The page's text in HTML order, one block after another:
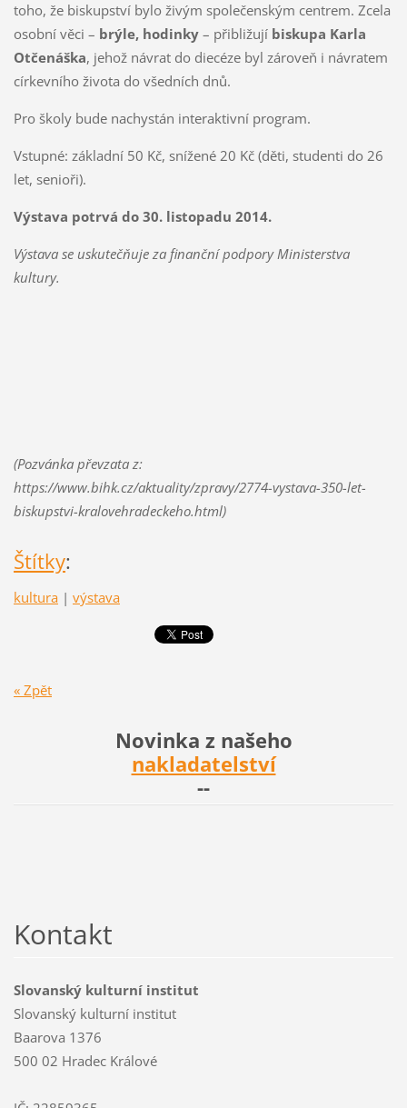
toho, že biskupství bylo živým společenským centrem. Zcela
osobní věci – brýle, hodinky– přibližují biskupa Karla
Otčenáška, jehož návrat do diecéze byl zároveň i návratem
církevního života do všedních dnů.
Pro školy bude nachystán interaktivní program.
Vstupné: základní 50 Kč, snížené 20 Kč (děti, studenti do 26
let, senioři).
Výstava potrvá do 30. listopadu 2014.
Výstava se uskutečňuje za finanční podpory Ministerstva
kultury.
(Pozvánka převzata z:
https://www.bihk.cz/aktuality/zpravy/2774-vystava-350-let-
biskupstvi-kralovehradeckeho.html)
Štítky:
kultura | výstava
« Zpět
Novinka z našeho
nakladatelství
--
Kontakt
Slovanský kulturní institut
Slovanský kulturní institut
Baarova 1376
500 02 Hradec Králové